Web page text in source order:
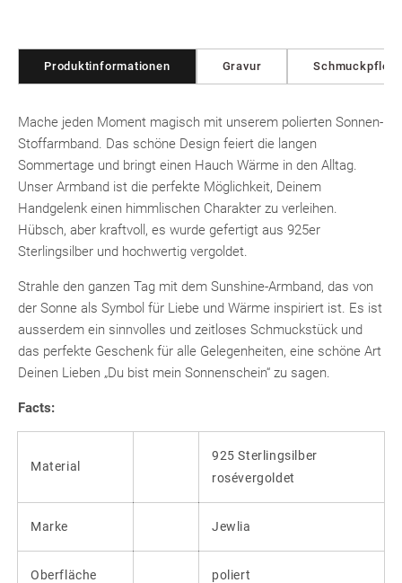
Produktinformationen Gravur
Mache jeden Moment magisch mit unserem polierten Sonnen-
Stoffarmband. Das schöne Design feiert die langen
Sommertage und bringt einen Hauch Wärme in den Alltag.
Unser Armband ist die perfekte Möglichkeit, Deinem
Handgelenk einen himmlischen Charakter zu verleihen.
Hübsch, aber kraftvoll, es wurde gefertigt aus 925er
Sterlingsilber und hochwertig vergoldet.
Strahle den ganzen Tag mit dem Sunshine-Armband, das von
der Sonne als Symbol für Liebe und Wärme inspiriert ist. Es ist
ausserdem ein sinnvolles und zeitloses Schmuckstück und
das perfekte Geschenk für alle Gelegenheiten, eine schöne Art
Deinen Lieben „Du bist mein Sonnenschein“ zu sagen.
Facts:
Material
925 Sterlingsilber
rosévergoldet
Marke Jewlia
Oberfläche poliert